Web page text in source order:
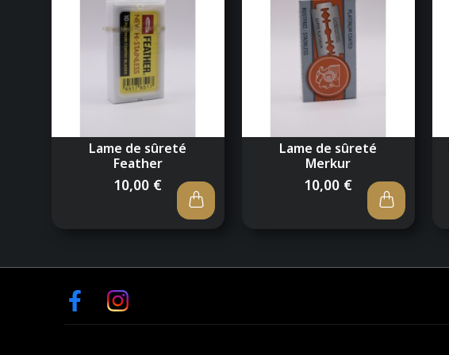
Lame de sûreté
Feather
10,00 €
Lame de sûreté
Merkur
10,00 €
Facebook